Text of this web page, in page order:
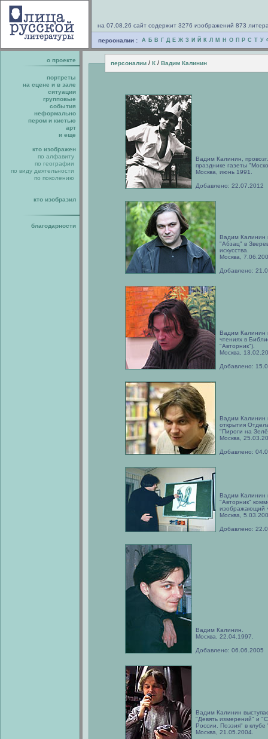
на 07.08.26 сайт содержит 3276 изображений 873
персоналии : А Б В Г Д Е Ж З И Й К Л М Н О П Р С Т У
о проекте персоналии / К / Вадим Калинин
портреты
на сцене и в зале
ситуации
групповые
события
неформально
пером и кистью
арт
и еще
кто изображен
по алфавиту
по географии
по виду деятельности
по поколению
кто изобразил
благодарности
Вадим Калинин,
празднике газеты
Москва, июнь 1991.
Добавлено: 22.07.2012
Вадим Калинин
"Абзац" в
искусства.
Москва,
Добавлено:
Вадим Калинин
чтениях в
"Авторник").
Москва,
Добавлено:
Вадим Калинин
открытия
"Пироги на
Москва,
Добавлено:
Вадим Калинин
"Авторник"
изображающий
Москва,
Добавлено:
Вадим Калинин.
Москва, 22.04.1997.
Добавлено: 06.06.2005
Вадим Калинин
"Девять измерений" и
России. Поэзия" в
Москва, 21.05.2004.